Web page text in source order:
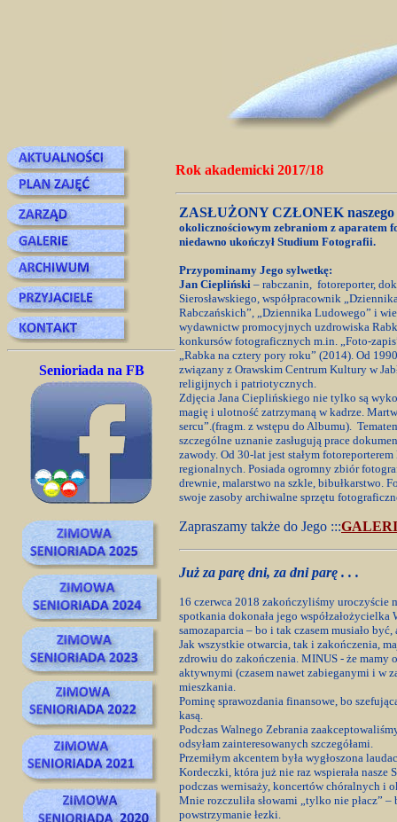
Senioriada na FB
Rok akademicki 2017/18
ZASŁUŻONY CZŁONEK
okolicznościowym zebraniom z aparatem
niedawno ukończył Studium Fotografii.
Przypominamy Jego sylwetkę:
Jan Ciepliński – rabczanin, fotoreporter,
Sierosławskiego, współpracownik
Rabczańskich”, „Dziennika Ludowego” i
wydawnictw promocyjnych uzdrowiska
konkursów fotograficznych m.in. „Foto-
„Rabka na cztery pory roku” (2014). Od
związany z Orawskim Centrum Kultury w
religijnych i patriotycznych.
Zdjęcia Jana Cieplińskiego nie tylko są
magię i ulotność zatrzymaną w kadrze.
sercu”.(fragm. z wstępu do Albumu).
szczególne uznanie zasługują prace
zawody. Od 30-lat jest stałym
regionalnych. Posiada ogromny zbiór
drewnie, malarstwo na szkle, bibułkarstwo.
swoje zasoby archiwalne sprzętu
Zapraszamy także do Jego :::
Już za parę dni, za dni parę . . .
16 czerwca 2018 zakończyliśmy uroczyście
spotkania dokonała jego
samozaparcia – bo i tak czasem musiało
Jak wszystkie otwarcia, tak i zakończenia,
zdrowiu do zakończenia. MINUS - że mamy
aktywnymi (czasem nawet zabieganymi i w
mieszkania.
Pominę sprawozdania finansowe, bo
kasą.
Podczas Walnego Zebrania
odsyłam zainteresowanych szczegółami.
Przemiłym akcentem była wygłoszona
Kordeczki, która już nie raz wspierała nasze
podczas wernisaży, koncertów chóralnych i
Mnie rozczuliła słowami „tylko nie płacz”
powstrzymanie łezki.